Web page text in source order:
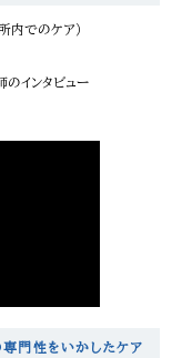
内でのケア）
インタビュー
門性をいかしたケア